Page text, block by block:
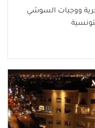
ووجبات السوشي